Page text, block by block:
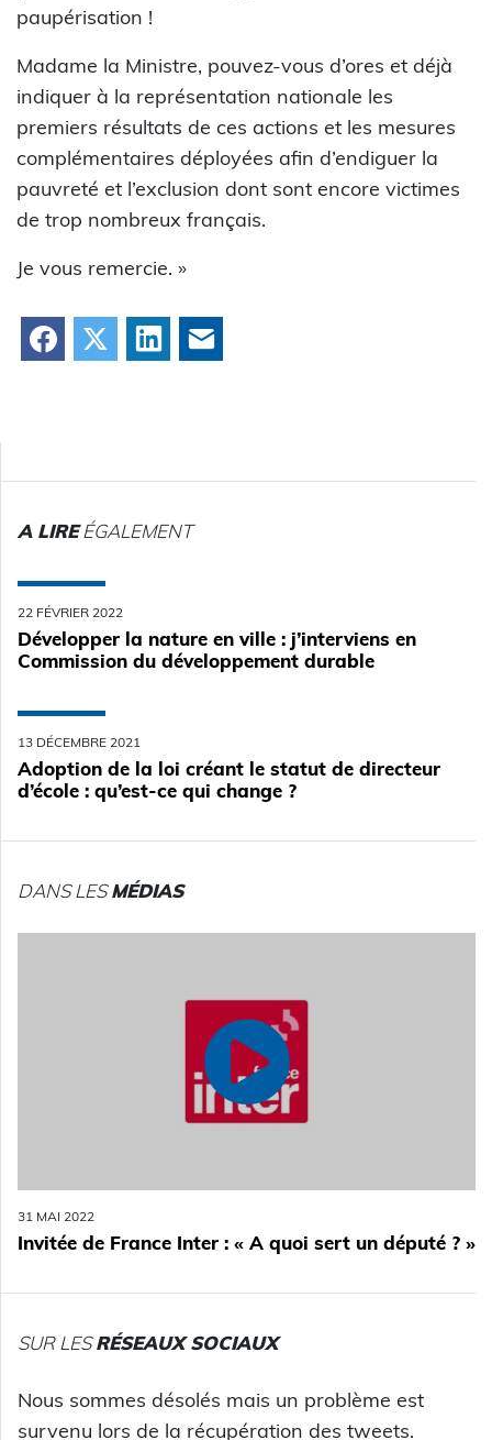
paupérisation !
Madame la Ministre, pouvez-vous d’ores et déjà
indiquer à la représentation nationale les
premiers résultats de ces actions et les mesures
complémentaires déployées afin d’endiguer la
pauvreté et l’exclusion dont sont encore victimes
de trop nombreux français.
Je vous remercie. »
Facebook LinkedIn
A LIREÉGALEMENT
22 FÉVRIER 2022
Développer la nature en ville : j’interviens en
Commission du développement durable
13 DÉCEMBRE 2021
Adoption de la loi créant le statut de directeur
d’école : qu’est-ce qui change ?
DANS LESMÉDIAS
31 MAI 2022
Invitée de France Inter : « A quoi sert un député ? »
SUR LESRÉSEAUX SOCIAUX
Nous sommes désolés mais un problème est
survenu lors de la récupération des tweets.